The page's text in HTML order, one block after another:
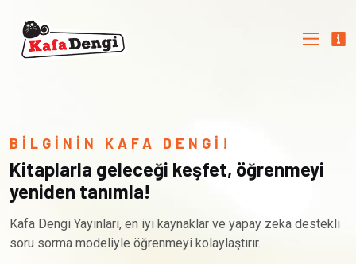
BİLGİNİN KAFA DENGİ!
Kitaplarla geleceği keşfet, öğrenmeyi
yeniden tanımla!
Kafa Dengi Yayınları, en iyi kaynaklar ve yapay zeka destekli
soru sorma modeliyle öğrenmeyi kolaylaştırır.